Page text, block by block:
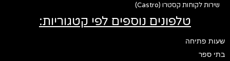
שירות לקוחות קסטרו (Castro)
טלפונים נוספים לפי קטגוריות:
שעות פתיחה
בתי ספר